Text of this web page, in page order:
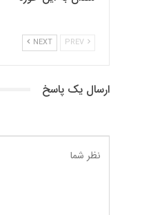
NEXT
ارسال یک پاسخ